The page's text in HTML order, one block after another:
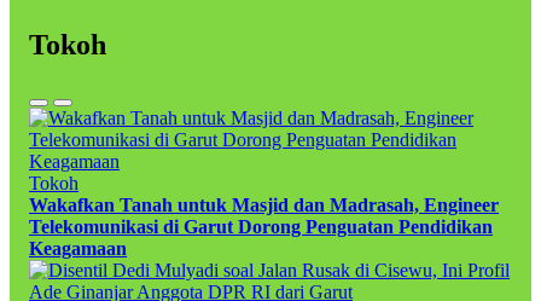
Tokoh
Tokoh
Wakafkan Tanah untuk Masjid dan Madrasah, Engineer
Telekomunikasi di Garut Dorong Penguatan Pendidikan
Keagamaan